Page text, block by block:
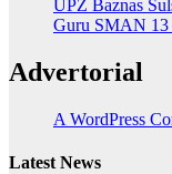
UPZ Baznas
Guru SMAN 13
Advertorial
A WordPress
Latest News